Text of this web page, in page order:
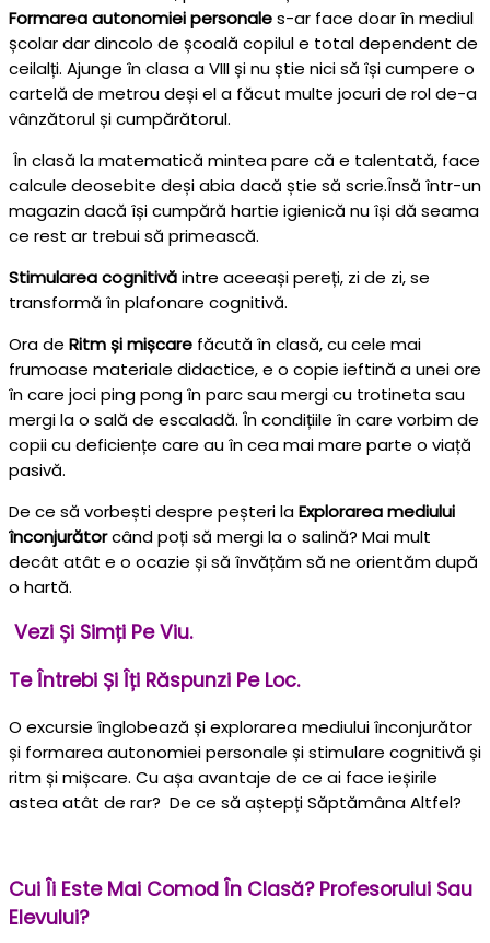
Formarea autonomiei personales-ar face doar în mediul
școlar dar dincolo de școală copilul e total dependent de
ceilalți. Ajunge în clasa a VIII și nu știe nici să își cumpere o
cartelă de metrou deși el a făcut multe jocuri de rol de-a
vânzătorul și cumpărătorul.
În clasă la matematică mintea pare că e talentată, face
calcule deosebite deși abia dacă știe să scrie.Însă într-un
magazin dacă își cumpără hartie igienică nu își dă seama
ce rest ar trebui să primească.
Stimularea cognitivăintre aceeași pereți, zi de zi, se
transformă în plafonare cognitivă.
Ora de Ritm și mișcare făcută în clasă, cu cele mai
frumoase materiale didactice, e o copie ieftină a unei ore
în care joci ping pong în parc sau mergi cu trotineta sau
mergi la o sală de escaladă. În condițiile în care vorbim de
copii cu deficiențe care au în cea mai mare parte o viață
pasivă.
De ce să vorbești despre peșteri laExplorarea mediului
înconjurătorcând poți să mergi la o salină? Mai mult
decât atât e o ocazie și să învățăm să ne orientăm după
o hartă.
Vezi Și Simți Pe Viu.
Te Întrebi Și Îți Răspunzi Pe Loc.
O excursie înglobează și explorarea mediului înconjurător
și formarea autonomiei personale și stimulare cognitivă și
ritm și mișcare. Cu așa avantaje de ce ai face ieșirile
astea atât de rar? De ce să aștepți Săptămâna Altfel?
Cui Îi Este Mai Comod În Clasă? Profesorului Sau
Elevului?